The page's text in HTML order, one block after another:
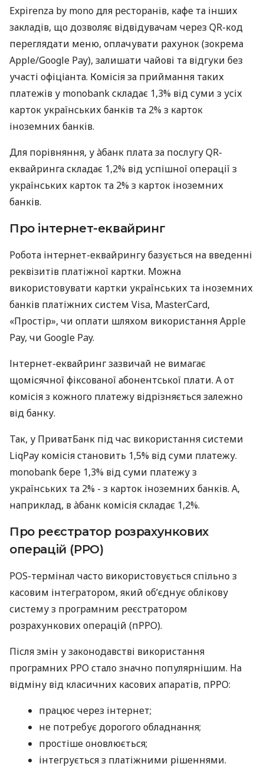
Expirenza by mono для ресторанів, кафе та інших
закладів, що дозволяє відвідувачам через QR-код
переглядати меню, оплачувати рахунок (зокрема
Apple/Google Pay), залишати чайові та відгуки без
участі офіціанта. Комісія за приймання таких
платежів у monobank складає 1,3% від суми з усіх
карток українських банків та 2% з карток
іноземних банків.
Для порівняння, у àбанк плата за послугу QR-
еквайринга складає 1,2% від успішної операції з
українських карток та 2% з карток іноземних
банків.
Про інтернет-еквайринг
Робота інтернет-еквайрингу базується на введенні
реквізитів платіжної картки. Можна
використовувати картки українських та іноземних
банків платіжних систем Visa, MasterCard,
«Простір», чи оплати шляхом використання Apple
Pay, чи Google Pay.
Інтернет-еквайринг зазвичай не вимагає
щомісячної фіксованої абонентської плати. А от
комісія з кожного платежу відрізняється залежно
від банку.
Так, у ПриватБанк під час використання системи
LiqPay комісія становить 1,5% від суми платежу.
monobank бере 1,3% від суми платежу з
українських та 2% - з карток іноземних банків. А,
наприклад, в àбанк комісія складає 1,2%.
Про реєстратор розрахункових
операцій (РРО)
POS-термінал часто використовується спільно з
касовим інтегратором, який об’єднує облікову
систему з програмним реєстратором
розрахункових операцій (пРРО).
Після змін у законодавстві використання
програмних РРО стало значно популярнішим. На
відміну від класичних касових апаратів, пРРО:
працює через інтернет;
не потребує дорогого обладнання;
простіше оновлюється;
інтегрується з платіжними рішеннями.